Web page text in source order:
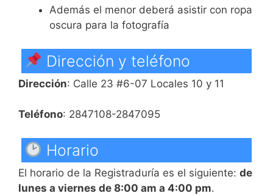
Además el menor deberá asistir con ropa
oscura para la fotografía
Dirección y teléfono
Dirección: Calle 23 #6-07 Locales 10 y 11
Teléfono: 2847108-2847095
Horario
El horario de la Registraduría es el siguiente: de
lunes a viernes de 8:00 am a 4:00 pm.